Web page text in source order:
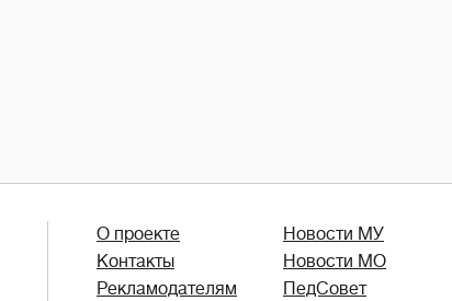
О проекте
Контакты
Рекламодателям
Новости МУ
Новости МО
ПедСовет